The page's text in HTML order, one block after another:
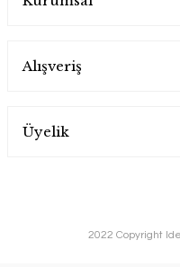
Alışveriş
Üyelik
2022 Copyright